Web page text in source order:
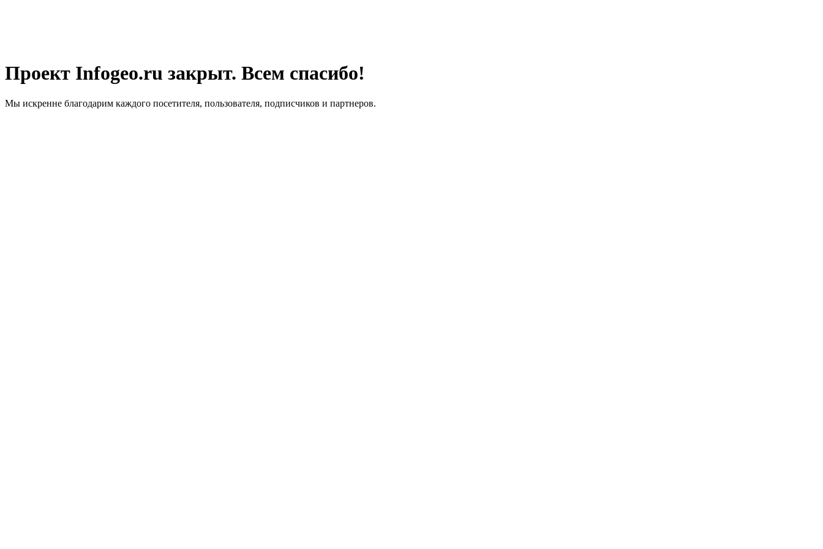
Проект Infogeo.ru закрыт. Всем спасибо!
Мы искренне благодарим каждого посетителя, пользователя, подписчиков и партнеров.